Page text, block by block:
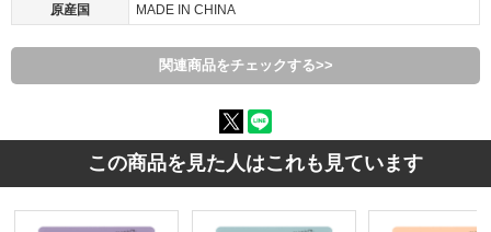
原産国 MADE IN CHINA
関連商品をチェックする>>
この商品を見た人はこれも見ています